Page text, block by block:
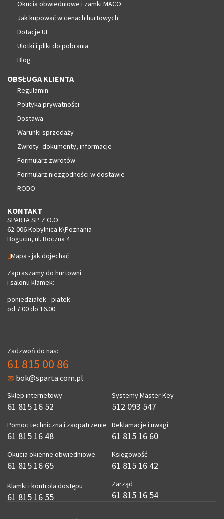
Okucia obwiedniowe i zamki MACO
Jak kupować w cenach hurtowych
Dotacje UE
Ulotki i pliki do pobrania
Blog
OBSŁUGA KLIENTA
Regulamin
Polityka prywatności
Dostawa
Warunki sprzedaży
Zwroty- dokumenty, informacje
Formularz zwrotów
Formularz niezgodności w dostawie
RODO
KONTAKT
SPARTA SP. Z O.O.
62-006 Kobylnica k\Poznania
Bogucin, ul. Boczna 4
Mapa - jak dojechać
Zapraszamy do hurtowni
i salonu klamek:
poniedziałek - piątek
od 7.00 do 16.00
Zadzwoń do nas:
61 815 00 86
bok@sparta.com.pl
Sklep internetowy
61 815 16 52
Pomoc techniczna i zaopatrzenie
61 815 16 48
Okucia okienne obwiedniowe
61 815 16 65
Klamki i kontrola dostępu
61 815 16 55
Systemy Master Key
512 093 547
Reklamacje i uwagi
61 815 16 60
Księgowość
61 815 16 42
Zarząd
61 815 16 54